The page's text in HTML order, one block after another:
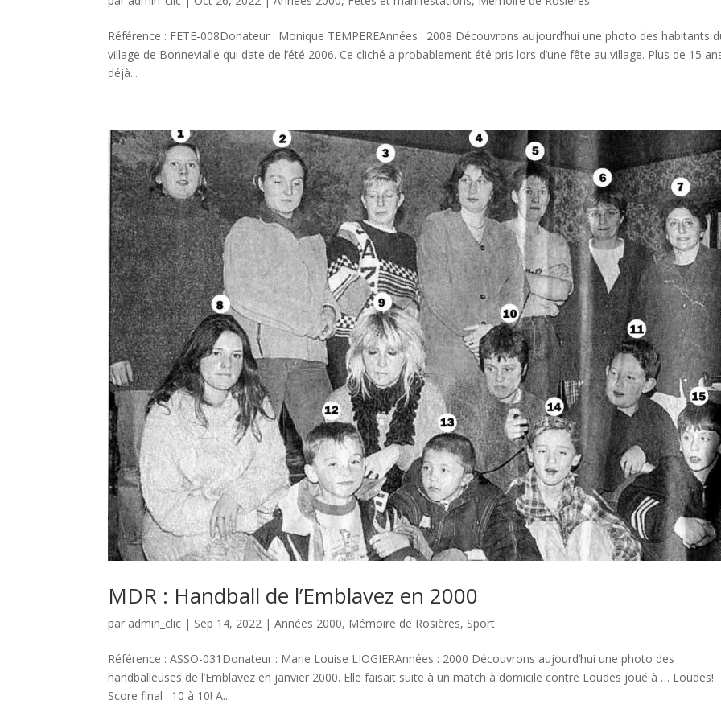
Référence : FETE-008Donateur : Monique TEMPEREAnnées : 2008 Découvrons aujourd’hui une photo des habitants
village de Bonnevialle qui date de l’été 2006. Ce cliché a probablement été pris lors d’une fête au village. Plus de 15
déjà...
MDR : Handball de l’Emblavez en 2000
par admin_clic | Sep 14, 2022 |Années 2000, Mémoire de Rosières, Sport
Référence : ASSO-031Donateur : Marie Louise LIOGIERAnnées : 2000 Découvrons aujourd’hui une photo des
handballeuses de l’Emblavez en janvier 2000. Elle faisait suite à un match à domicile contre Loudes joué à … Loudes!
Score final : 10 à 10! A...